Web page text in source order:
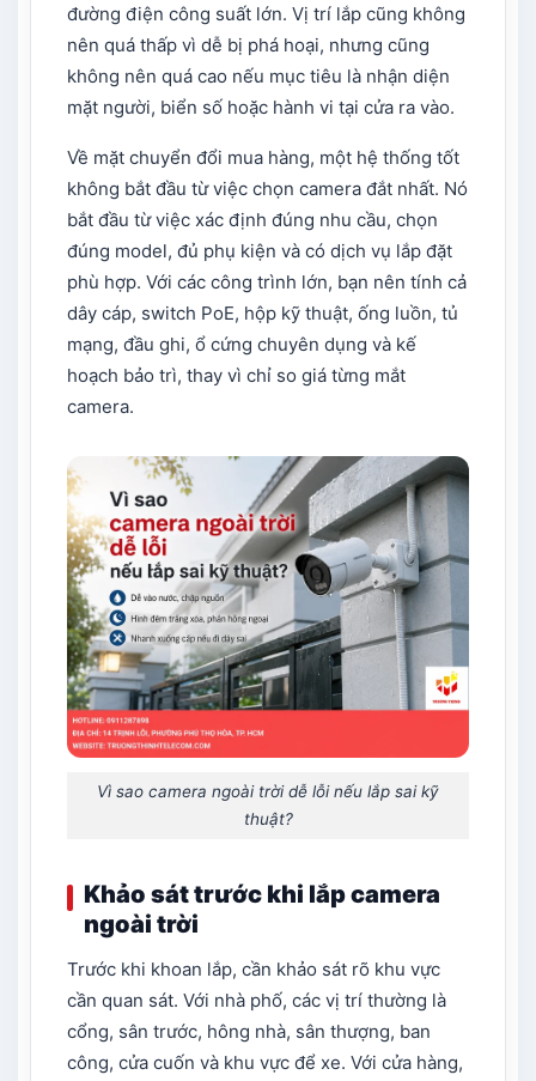
đường điện công suất lớn. Vị trí lắp cũng không
nên quá thấp vì dễ bị phá hoại, nhưng cũng
không nên quá cao nếu mục tiêu là nhận diện
mặt người, biển số hoặc hành vi tại cửa ra vào.
Về mặt chuyển đổi mua hàng, một hệ thống tốt
không bắt đầu từ việc chọn camera đắt nhất. Nó
bắt đầu từ việc xác định đúng nhu cầu, chọn
đúng model, đủ phụ kiện và có dịch vụ lắp đặt
phù hợp. Với các công trình lớn, bạn nên tính cả
dây cáp, switch PoE, hộp kỹ thuật, ống luồn, tủ
mạng, đầu ghi, ổ cứng chuyên dụng và kế
hoạch bảo trì, thay vì chỉ so giá từng mắt
camera.
Vì sao camera ngoài trời dễ lỗi nếu lắp sai kỹ
thuật?
Khảo sát trước khi lắp camera
ngoài trời
Trước khi khoan lắp, cần khảo sát rõ khu vực
cần quan sát. Với nhà phố, các vị trí thường là
cổng, sân trước, hông nhà, sân thượng, ban
công, cửa cuốn và khu vực để xe. Với cửa hàng,